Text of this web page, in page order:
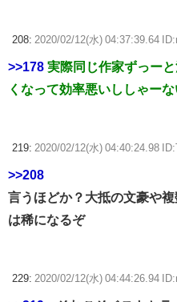
208: 2020/02/12(水) 04:37:39.64
>>178 実際同じ作家ずっー
くなって効率悪いししゃーな
219: 2020/02/12(水) 04:40:24.98
>>208
言うほどか？大抵の文豪や
は稀になるぞ
229: 2020/02/12(水) 04:44:26.94